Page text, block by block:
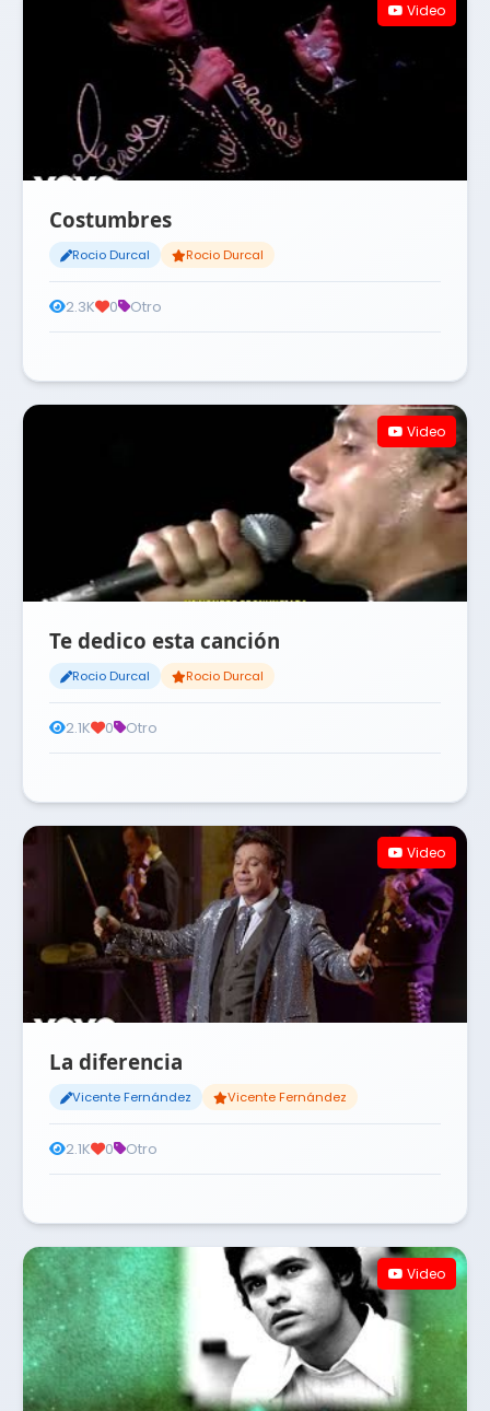
Video
Costumbres
Rocio Durcal Rocio Durcal
2.3K 0 Otro
Video
Te dedico esta canción
Rocio Durcal Rocio Durcal
2.1K 0 Otro
Video
La diferencia
Vicente Fernández Vicente Fernández
2.1K 0 Otro
Video